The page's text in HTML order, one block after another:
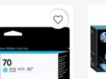
favorite_border